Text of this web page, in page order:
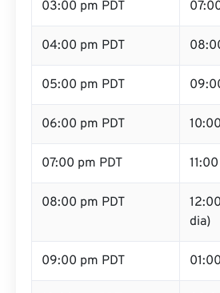
03:00 pm PDT
04:00 pm PDT
05:00 pm PDT
06:00 pm PDT
07:00 pm PDT
08:00 pm PDT
dia)
09:00 pm PDT